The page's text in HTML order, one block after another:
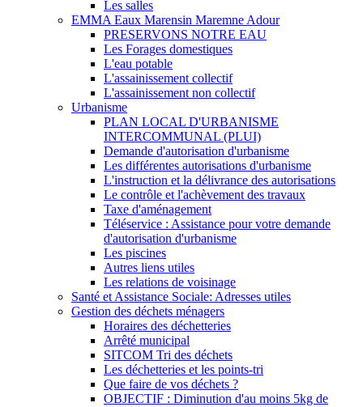
Les salles
EMMA Eaux Marensin Maremne Adour
PRESERVONS NOTRE EAU
Les Forages domestiques
L'eau potable
L'assainissement collectif
L'assainissement non collectif
Urbanisme
PLAN LOCAL D'URBANISME
INTERCOMMUNAL (PLUI)
Demande d'autorisation d'urbanisme
Les différentes autorisations d'urbanisme
L'instruction et la délivrance des autorisations
Le contrôle et l'achèvement des travaux
Taxe d'aménagement
Téléservice : Assistance pour votre demande
d'autorisation d'urbanisme
Les piscines
Autres liens utiles
Les relations de voisinage
Santé et Assistance Sociale: Adresses utiles
Gestion des déchets ménagers
Horaires des déchetteries
Arrêté municipal
SITCOM Tri des déchets
Les déchetteries et les points-tri
Que faire de vos déchets ?
OBJECTIF : Diminution d'au moins 5kg de